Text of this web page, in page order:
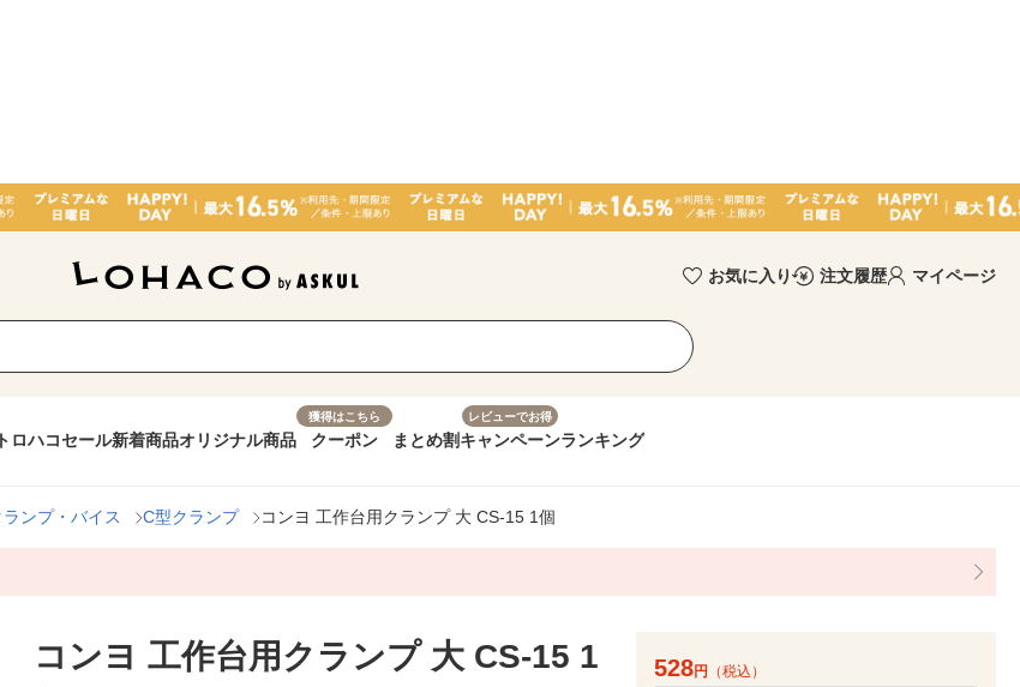
お気に入り 注文履歴 マイページ
ロハコセール新着商品オリジナル商品
獲得はこちら
クーポン まとめ割
レビューでお得
キャンペーンランキング
ランプ・バイス C型クランプ コンヨ 工作台用クランプ 大 CS-15 1個
コンヨ 工作台用クランプ 大 CS-15 1
528円 （税込）